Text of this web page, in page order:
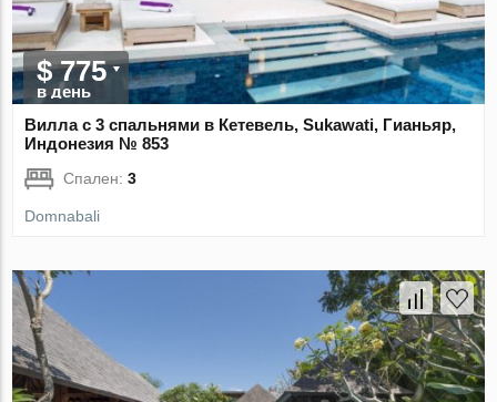
$ 775
в день
Вилла с 3 спальнями в Кетевель, Sukawati, Гианьяр,
Индонезия № 853
Спален:3
Domnabali